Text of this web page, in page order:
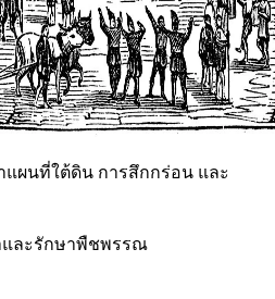
ผนที่ใต้ดิน การสึกกร่อน และ
และรักษาพืชพรรณ